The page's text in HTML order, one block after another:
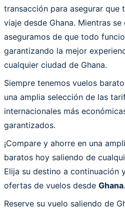
transacción para asegurar que
viaje desde Ghana. Mientras
aseguramos de que todo
garantizando la mejor
cualquier ciudad de Ghana.
Siempre tenemos vuelos
una amplia selección de las
internacionales más
garantizados.
¡Compare y ahorre en una
baratos hoy saliendo de
Elija su destino a continuación
ofertas de vuelos desde Ghana.
Reserve su vuelo saliendo de